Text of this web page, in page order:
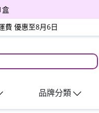
盒
費 優惠至8月6日
品牌分類